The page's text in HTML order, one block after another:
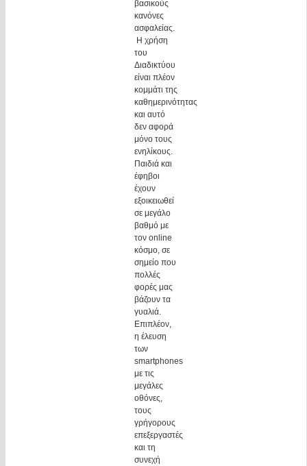
βασικούς
κανόνες
ασφαλείας.
Η χρήση
του
Διαδικτύου
είναι πλέον
κομμάτι της
καθημερινότητας
και αυτό
δεν αφορά
μόνο τους
ενηλίκους.
Παιδιά και
έφηβοι
έχουν
εξοικειωθεί
σε μεγάλο
βαθμό με
τον online
κόσμο, σε
σημείο που
πολλές
φορές μας
βάζουν τα
γυαλιά.
Επιπλέον,
η έλευση
των
smartphones
με τις
μεγάλες
οθόνες,
τους
γρήγορους
επεξεργαστές
και τη
συνεχή